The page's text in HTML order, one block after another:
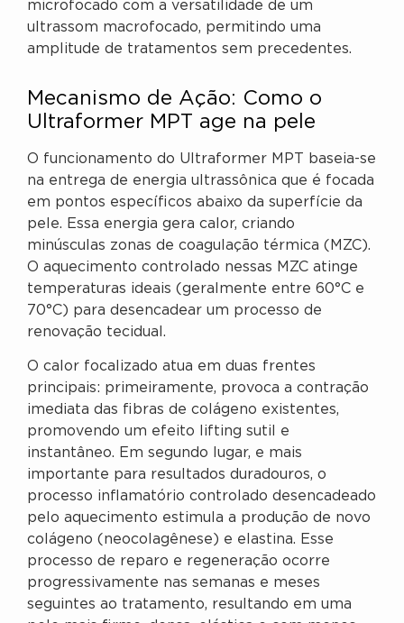
microfocado com a versatilidade de um
ultrassom macrofocado, permitindo uma
amplitude de tratamentos sem precedentes.
Mecanismo de Ação: Como o
Ultraformer MPT age na pele
O funcionamento do Ultraformer MPT baseia-se
na entrega de energia ultrassônica que é focada
em pontos específicos abaixo da superfície da
pele. Essa energia gera calor, criando
minúsculas zonas de coagulação térmica (MZC).
O aquecimento controlado nessas MZC atinge
temperaturas ideais (geralmente entre 60°C e
70°C) para desencadear um processo de
renovação tecidual.
O calor focalizado atua em duas frentes
principais: primeiramente, provoca a contração
imediata das fibras de colágeno existentes,
promovendo um efeito lifting sutil e
instantâneo. Em segundo lugar, e mais
importante para resultados duradouros, o
processo inflamatório controlado desencadeado
pelo aquecimento estimula a produção de novo
colágeno (neocolagênese) e elastina. Esse
processo de reparo e regeneração ocorre
progressivamente nas semanas e meses
seguintes ao tratamento, resultando em uma